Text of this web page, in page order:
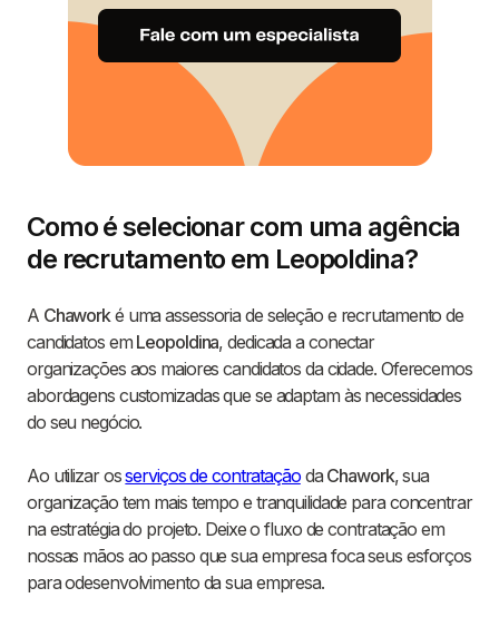
Como é selecionar com uma agência
de recrutamento em Leopoldina?
A Chaworké uma assessoria de seleção e recrutamento de
candidatos em Leopoldina, dedicada a conectar
organizações aos maiores candidatos da cidade. Oferecemos
abordagens customizadas que se adaptam às necessidades
do seu negócio.
Ao utilizar osserviços de contrataçãoda Chawork, sua
organização tem mais tempo e tranquilidade para concentrar
na estratégia do projeto. Deixe o fluxo de contratação em
nossas mãos ao passo que sua empresa foca seus esforços
para odesenvolvimento da sua empresa.